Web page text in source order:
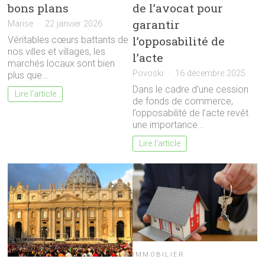
bons plans
Marise 22 janvier 2026
Véritables cœurs battants de
nos villes et villages, les
marchés locaux sont bien
plus que…
Lire l'article
de l’avocat pour
garantir
l’opposabilité de
l’acte
Povoski 16 décembre 2025
Dans le cadre d’une cession
de fonds de commerce,
l’opposabilité de l’acte revêt
une importance…
Lire l'article
IMMOBILIER